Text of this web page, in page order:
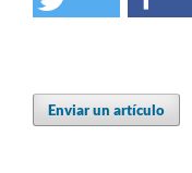
Enviar un artículo